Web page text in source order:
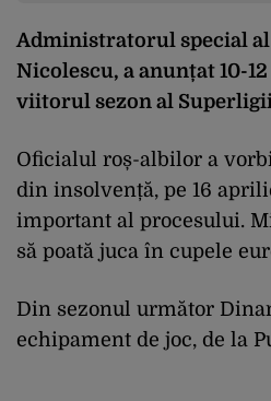
Administratorul special
Nicolescu, a anunțat 10-
viitorul sezon al
Oficialul roș-albilor a
din insolvență, pe 16
important al procesului.
să poată juca în cupele
Din sezonul următor
echipament de joc, de la